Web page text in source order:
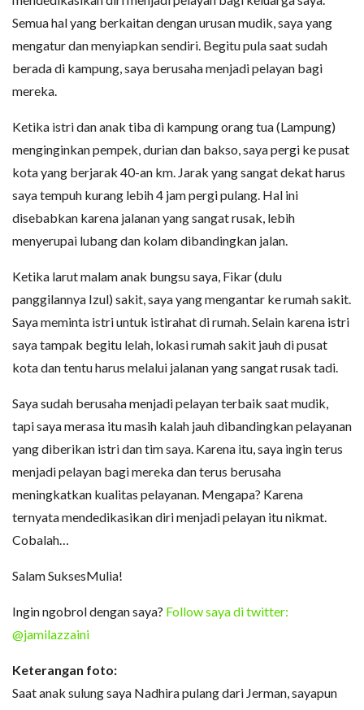
Semua hal yang berkaitan dengan urusan mudik, saya yang
mengatur dan menyiapkan sendiri. Begitu pula saat sudah
berada di kampung, saya berusaha menjadi pelayan bagi
mereka.
Ketika istri dan anak tiba di kampung orang tua (Lampung)
menginginkan pempek, durian dan bakso, saya pergi ke pusat
kota yang berjarak 40-an km. Jarak yang sangat dekat harus
saya tempuh kurang lebih 4 jam pergi pulang. Hal ini
disebabkan karena jalanan yang sangat rusak, lebih
menyerupai lubang dan kolam dibandingkan jalan.
Ketika larut malam anak bungsu saya, Fikar (dulu
panggilannya Izul) sakit, saya yang mengantar ke rumah sakit.
Saya meminta istri untuk istirahat di rumah. Selain karena istri
saya tampak begitu lelah, lokasi rumah sakit jauh di pusat
kota dan tentu harus melalui jalanan yang sangat rusak tadi.
Saya sudah berusaha menjadi pelayan terbaik saat mudik,
tapi saya merasa itu masih kalah jauh dibandingkan pelayanan
yang diberikan istri dan tim saya. Karena itu, saya ingin terus
menjadi pelayan bagi mereka dan terus berusaha
meningkatkan kualitas pelayanan. Mengapa? Karena
ternyata mendedikasikan diri menjadi pelayan itu nikmat.
Cobalah…
Salam SuksesMulia!
Ingin ngobrol dengan saya? Follow saya di twitter:
@jamilazzaini
Keterangan foto:
Saat anak sulung saya Nadhira pulang dari Jerman, sayapun